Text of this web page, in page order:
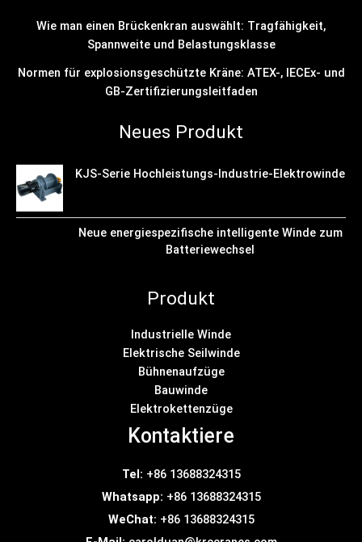
Wie man einen Brückenkran auswählt: Tragfähigkeit,
Spannweite und Belastungsklasse
Normen für explosionsgeschützte Kräne: ATEX-, IECEx- und
GB-Zertifizierungsleitfaden
Neues Produkt
KJS-Serie Hochleistungs-Industrie-Elektrowinde
Neue energiespezifische intelligente Winde zum
Batteriewechsel
Produkt
Industrielle Winde
Elektrische Seilwinde
Bühnenaufzüge
Bauwinde
Elektrokettenzüge
Kontaktiere
Tel: +86 13688324315
Whatsapp: +86 13688324315
WeChat: +86 13688324315